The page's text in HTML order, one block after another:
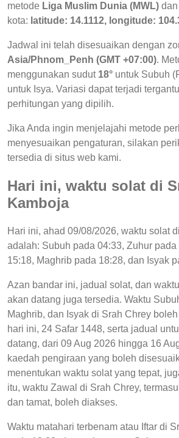
metode Liga Muslim Dunia (MWL)
kota: latitude: 14.1112, longitude:
Jadwal ini telah disesuaikan dengan
Asia/Phnom_Penh (GMT +07:00).
menggunakan sudut 18° untuk Subuh
untuk Isya. Variasi dapat terjadi
perhitungan yang dipilih.
Jika Anda ingin menjelajahi metode
menyesuaikan pengaturan, silakan
tersedia di situs web kami.
Hari ini, waktu solat di
Kamboja
Hari ini, ahad 09/08/2026, waktu solat
adalah: Subuh pada 04:33, Zuhur pada
15:18, Maghrib pada 18:28, dan Isyak
Azan bandar ini, jadual solat, dan
akan datang juga tersedia. Waktu
Maghrib, dan Isyak di Srah Chrey
hari ini, 24 Safar 1448, serta jadual
datang, dari 09 Aug 2026 hingga 16
kaedah pengiraan yang boleh
menentukan waktu solat yang tepat,
itu, waktu Zawal di Srah Chrey,
dan tamat, boleh diakses.
Waktu matahari terbenam atau Iftar di